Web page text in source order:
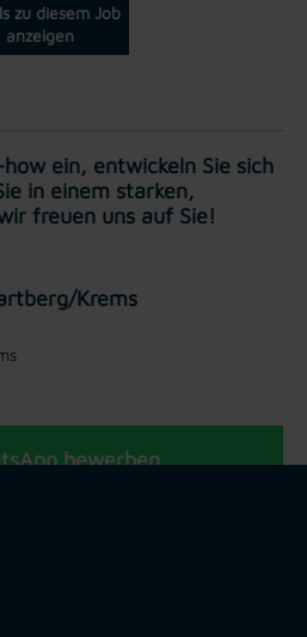
zu diesem Job
anzeigen
ein, entwickeln Sie sich
in einem starken,
freuen uns auf Sie!
Krems
bewerben